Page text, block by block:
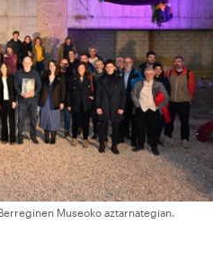
Museoko aztarnategian.